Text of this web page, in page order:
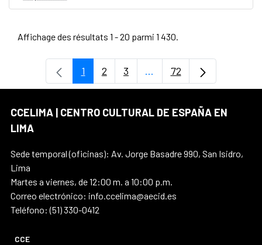
Affichage des résultats 1 - 20 parmi 1 430.
Page
1 Page
2 Page
3 ...Pages intermédiaires
Page
72
CCELIMA | CENTRO CULTURAL DE ESPAÑA EN
LIMA
Sede temporal (oficinas): Av. Jorge Basadre 990, San Isidro,
Lima
Martes a viernes, de 12:00 m. a 10:00 p.m.
Correo electrónico: info.ccelima@aecid.es
Teléfono: (51) 330-0412
CCE